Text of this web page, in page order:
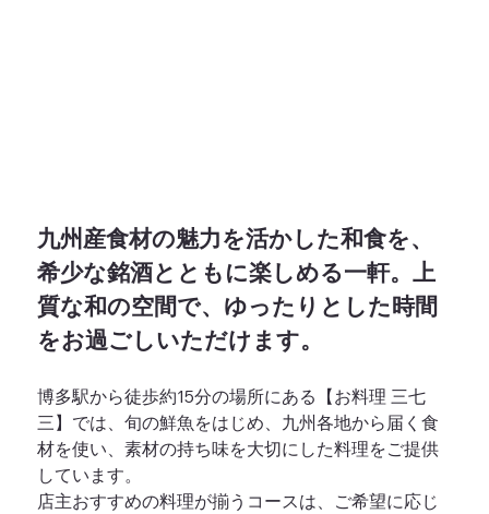
九州産食材の魅力を活かした和食を、
希少な銘酒とともに楽しめる一軒。上
質な和の空間で、ゆったりとした時間
をお過ごしいただけます。
博多駅から徒歩約15分の場所にある【お料理 三七
三】では、旬の鮮魚をはじめ、九州各地から届く食
材を使い、素材の持ち味を大切にした料理をご提供
しています。
店主おすすめの料理が揃うコースは、ご希望に応じ